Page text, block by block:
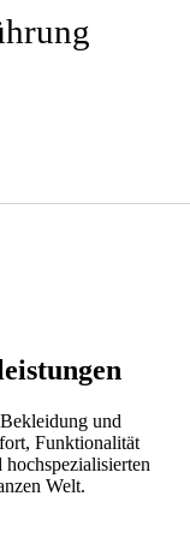
und
Funktionalität
Welt.